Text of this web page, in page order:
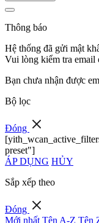
Thông báo
Hệ thống đã gửi mật
Vui lòng kiểm tra email
Bạn chưa nhận được
Bộ lọc
Đóng
preset"]
ÁP DỤNG HỦY
Sắp xếp theo
Đóng
Mới nhất Tên A-Z Tên